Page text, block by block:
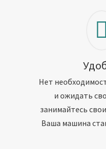
Нет
и ожидать
занимайтесь
Ваша машина